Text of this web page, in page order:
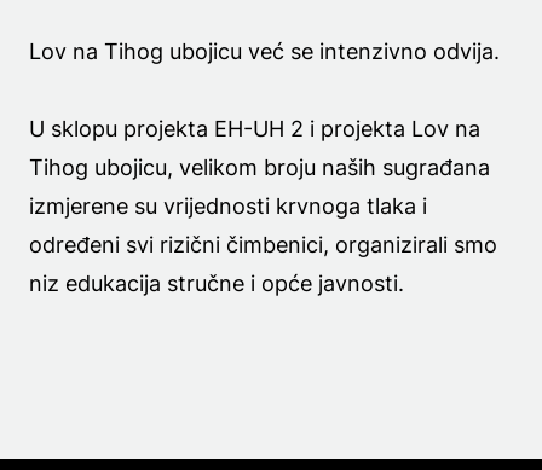
Lov na Tihog ubojicu već se intenzivno odvija.
U sklopu projekta EH-UH 2 i projekta Lov na
Tihog ubojicu, velikom broju naših sugrađana
izmjerene su vrijednosti krvnoga tlaka i
određeni svi rizični čimbenici, organizirali smo
niz edukacija stručne i opće javnosti.